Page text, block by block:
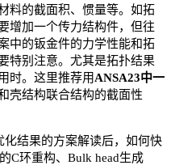
料的截面积、惯量等。如拓
增加一个传力结构件，但往
中的钣金件的力学性能和拓
特别注意。尤其是拓扑结果
时。这里推荐用ANSA23中一
壳结构联合结构的截面性
结果的方案解读后，如何快
C环重构、Bulk head生成